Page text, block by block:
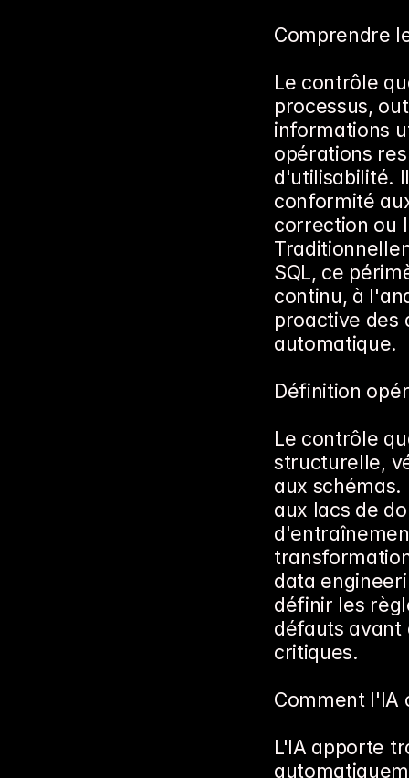
Comprendre
Le contrôle
processus,
informations
opérations
d'utilisabilité.
conformité
correction ou
SQL, ce
continu, à
proactive des
automatique.
Définition
Le contrôle
structurelle,
aux
aux lacs de
data
définir les
défauts avant
critiques.
Comment l'IA
L'IA apporte